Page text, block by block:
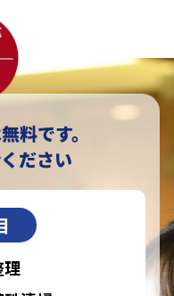
料です。
ださい